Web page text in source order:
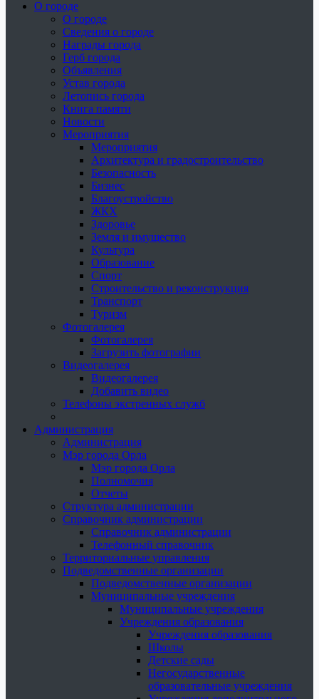
О городе
О городе
Сведения о городе
Награды города
Герб города
Объявления
Устав города
Летопись города
Книга памяти
Новости
Мероприятия
Мероприятия
Архитектура и градостроительство
Безопасность
Бизнес
Благоустройство
ЖКХ
Здоровье
Земля и имущество
Культура
Образование
Спорт
Строительство и реконструкция
Транспорт
Туризм
Фотогалерея
Фотогалерея
Загрузить фотографии
Видеогалерея
Видеогалерея
Добавить видео
Телефоны экстренных служб
Администрация
Администрация
Мэр города Орла
Мэр города Орла
Полномочия
Отчеты
Структура администрации
Справочник администрации
Справочник администрации
Телефонный справочник
Территориальные управления
Подведомственные организации
Подведомственные организации
Муниципальные учреждения
Муниципальные учреждения
Учреждения образования
Учреждения образования
Школы
Детские сады
Негосударственные
образовательные учреждения